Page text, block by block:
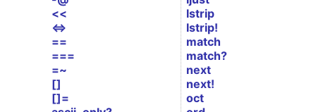
<<
<=>
==
===
=~
[]
[]=
lstrip
lstrip!
match
match?
next
next!
oct